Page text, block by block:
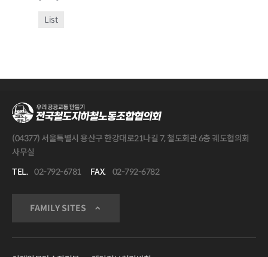
List
(04377) 서울특별시 용산구 한강대로21나길 7, 철도회관 6층 궤도협의회
사무실
TEL. 02-792-6781 FAX. 02-792-6782
FAMILY SITES